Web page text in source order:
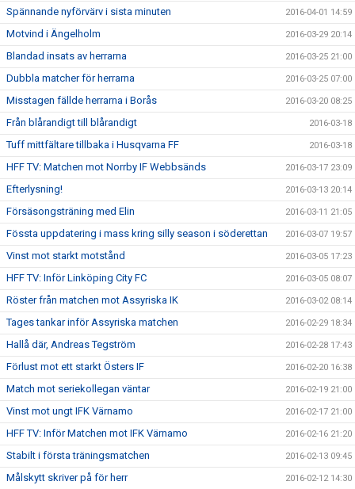
Spännande nyförvärv i sista minuten 2016-04-01 14:59
Motvind i Ängelholm 2016-03-29 20:14
Blandad insats av herrarna 2016-03-25 21:00
Dubbla matcher för herrarna 2016-03-25 07:00
Misstagen fällde herrarna i Borås 2016-03-20 08:25
Från blårandigt till blårandigt 2016-03-18
Tuff mittfältare tillbaka i Husqvarna FF 2016-03-18
HFF TV: Matchen mot Norrby IF Webbsänds 2016-03-17 23:09
Efterlysning! 2016-03-13 20:14
Försäsongsträning med Elin 2016-03-11 21:05
Fössta uppdatering i mass kring silly season i söderettan 2016-03-07 19:57
Vinst mot starkt motstånd 2016-03-05 17:23
HFF TV: Inför Linköping City FC 2016-03-05 08:07
Röster från matchen mot Assyriska IK 2016-03-02 08:14
Tages tankar inför Assyriska matchen 2016-02-29 18:34
Hallå där, Andreas Tegström 2016-02-28 17:43
Förlust mot ett starkt Östers IF 2016-02-20 16:38
Match mot seriekollegan väntar 2016-02-19 21:00
Vinst mot ungt IFK Värnamo 2016-02-17 21:00
HFF TV: Inför Matchen mot IFK Värnamo 2016-02-16 21:20
Stabilt i första träningsmatchen 2016-02-13 09:45
Målskytt skriver på för herr 2016-02-12 14:30